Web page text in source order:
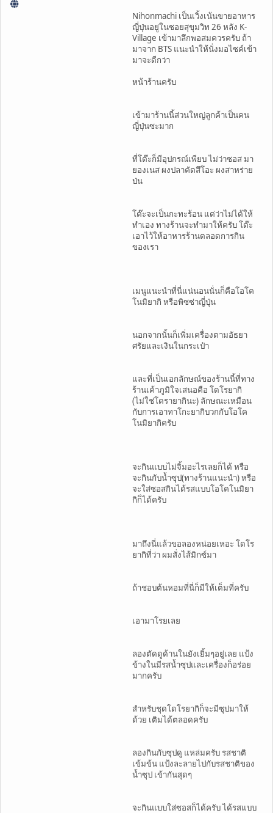
Nihonmachi เป็นเวิ้งเน้นขายอาหาร
ญี่ปุ่นอยู่ในซอยสุขุมวิท 26 หลัง K-
Village เข้ามาลึกพอสมควรครับ ถ้า
มาจาก BTS แนะนำให้นั่งมอไซค์เข้า
มาจะดีกว่า
หน้าร้านครับ
เข้ามาร้านนี้ส่วนใหญ่ลูกค้าเป็นคน
ญี่ปุ่นซะมาก
ที่โต๊ะก็มีอุปกรณ์เพียบ ไม่ว่าซอส มา
ยองเนส ผงปลาคัตสึโอะ ผงสาหร่าย
ป่น
โต๊ะจะเป็นกะทะร้อน แต่ว่าไม่ได้ให้
ทำเอง ทางร้านจะทำมาให้ครับ โต๊ะ
เอาไว้ให้อาหารร้านตลอดการกิน
ของเรา
เมนูแนะนำที่นี่แน่นอนนั่นก็คือโอโค
โนมิยากิ หรือพิซซ่าญี่ปุ่น
นอกจากนั้นก็เพิ่มเครื่องตามอัธยา
ศรัยและเงินในกระเป๋า
และที่เป็นเอกลักษณ์ของร้านนี้ที่ทาง
ร้านเค้าภูมิใจเสนอคือ โดโรยากิ
(ไม่ใช่โดรายากินะ) ลักษณะเหมือน
กับการเอาทาโกะยากิบวกกับโอโค
โนมิยากิครับ
จะกินแบบไม่จิ้มอะไรเลยก็ได้ หรือ
จะกินกับน้ำซุป(ทางร้านแนะนำ) หรือ
จะใส่ซอสกินได้รสแบบโอโคโนมิยา
กิก็ได้ครับ
มาถึงนี่แล้วขอลองหน่อยเหอะ โดโร
ยากิที่ว่า ผมสั่งไส้มิกซ์มา
ถ้าชอบต้นหอมที่นี่ก็มีให้เต็มที่ครับ
เอามาโรยเลย
ลองตัดดูด้านในยังเยิ้มๆอยู่เลย แป้ง
ข้างในมีรสน้ำซุปและเครื่องก็อร่อย
มากครับ
สำหรับชุดโดโรยากิก็จะมีซุปมาให้
ด้วย เติมได้ตลอดครับ
ลองกินกับซุปดู แหล่มครับ รสชาติ
เข้มข้น แป้งละลายไปกับรสชาติของ
น้ำซุป เข้ากันสุดๆ
จะกินแบบใส่ซอสก็ได้ครับ ได้รสแบบ